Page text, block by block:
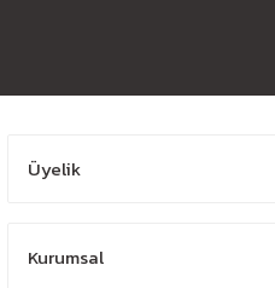
Üyelik
Kurumsal